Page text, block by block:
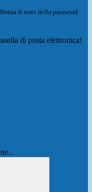
il reset della password
di posta elettronica!